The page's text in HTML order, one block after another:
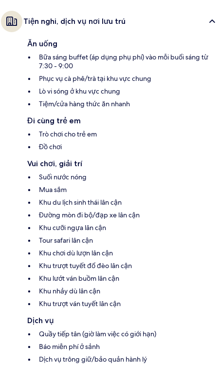
Tiện nghi, dịch vụ nơi lưu trú
Ăn uống
Bữa sáng buffet (áp dụng phụ phí) vào mỗi buổi sáng từ
7:30 - 9:00
Phục vụ cà phê/trà tại khu vực chung
Lò vi sóng ở khu vực chung
Tiệm/cửa hàng thức ăn nhanh
Đi cùng trẻ em
Trò chơi cho trẻ em
Đồ chơi
Vui chơi, giải trí
Suối nước nóng
Mua sắm
Khu du lịch sinh thái lân cận
Đường mòn đi bộ/đạp xe lân cận
Khu cưỡi ngựa lân cận
Tour safari lân cận
Khu chơi dù lượn lân cận
Khu trượt tuyết đổ đèo lân cận
Khu lướt ván buồm lân cận
Khu nhảy dù lân cận
Khu trượt ván tuyết lân cận
Dịch vụ
Quầy tiếp tân (giờ làm việc có giới hạn)
Báo miễn phí ở sảnh
Dịch vụ trông giữ/bảo quản hành lý